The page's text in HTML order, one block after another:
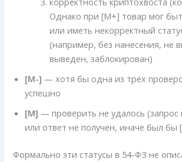
Однако при [M+] товар мог
или иметь некорректный
(например, без нанесения, не
выведен, заблокирован)
[M-] — хотя бы одна из трёх
успешно
[M] — проверить не удалось (запрос
или ответ не получен, иначе был бы
Формально эти статусы в 54-ФЗ не